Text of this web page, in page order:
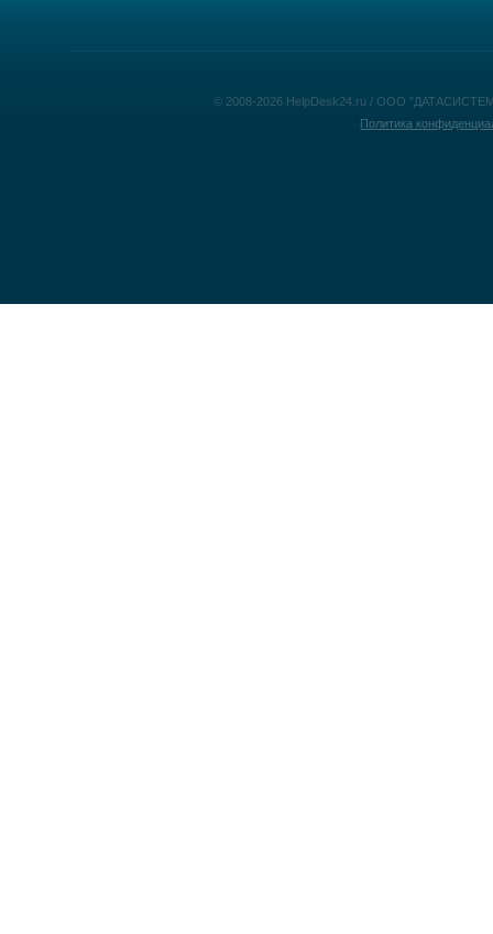
© 2008-2026 HelpDesk24.ru / ООО
Политика